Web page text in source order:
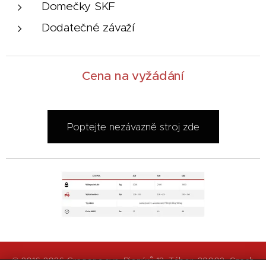
Domečky SKF
Dodatečné závaží
Cena na vyžádání
Poptejte nezávazně stroj zde